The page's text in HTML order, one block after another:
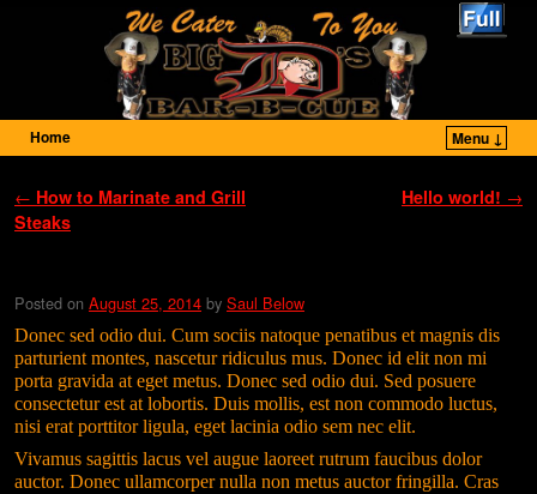
Home Menu ↓
Post navigation
← How to Marinate and Grill
Steaks
Hello world! →
Posted on August 25, 2014 by Saul Below
Donec sed odio dui. Cum sociis natoque penatibus et magnis dis
parturient montes, nascetur ridiculus mus. Donec id elit non mi
porta gravida at eget metus. Donec sed odio dui. Sed posuere
consectetur est at lobortis. Duis mollis, est non commodo luctus,
nisi erat porttitor ligula, eget lacinia odio sem nec elit.
Vivamus sagittis lacus vel augue laoreet rutrum faucibus dolor
auctor. Donec ullamcorper nulla non metus auctor fringilla. Cras